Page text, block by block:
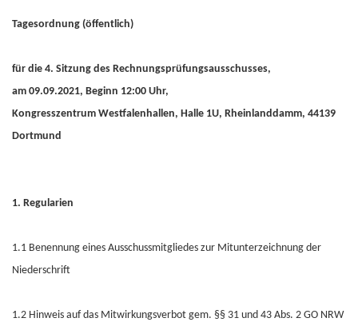
Tagesordnung (öffentlich)
für die 4. Sitzung des Rechnungsprüfungsausschusses,
am 09.09.2021, Beginn 12:00 Uhr,
Kongresszentrum Westfalenhallen, Halle 1U, Rheinlanddamm, 44139
Dortmund
1. Regularien
1.1 Benennung eines Ausschussmitgliedes zur Mitunterzeichnung der
Niederschrift
1.2 Hinweis auf das Mitwirkungsverbot gem. §§ 31 und 43 Abs. 2 GO NRW